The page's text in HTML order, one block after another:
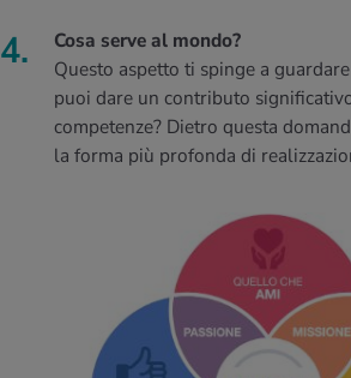
Cosa serve al mondo?
Questo aspetto ti spinge a
puoi dare un contributo
competenze? Dietro questa
la forma più profonda di